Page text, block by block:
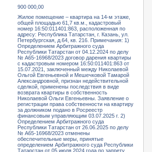
900 000,00
Жилое помещение – квартира на 14-м этаже,
общей площадью 61,7 кв.м., кадастровый
номер 16:50:011401:863, расположенная по
адресу: Республика Татарстан, г. Казань, ул.
Петербургская, д.64, кв. 216. Примечания: 1)
Определением Арбитражного суда
Республики Татарстан от 04.12.2024 по делу
№ А65-16968/2023 договор дарения квартиры
с кадастровым номером 16:50:011401:863 от
15.07.2021, заключенный между Николаевой
Ольгой Евгеньевной и Мешечковой Тамарой
Александровной, признан недействительной
сделкой, применены последствия в виде
возврата квартиры в собственность
Николаевой Ольги Евгеньевны. Заявление о
регистрации права собственности на квартиру
за должником подано в Росреестр
финансовым управляющим 03.07.2025 г. 2)
Определением Арбитражного суда
Республики Татарстан от 26.06.2025 по делу
№ А65-16968/2023 отменены
обеспечительные меры, принятые
определением Арбитражного суда Республики
Татарстан от 05 июля 2024 года по запрету